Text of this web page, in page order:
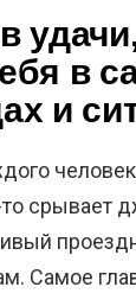
в
и
срывает
Самое